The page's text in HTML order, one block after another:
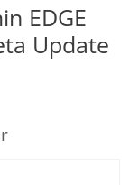
EDGE
Update